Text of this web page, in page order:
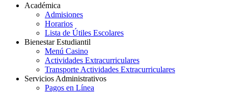
Académica
Admisiones
Horarios
Lista de Útiles Escolares
Bienestar Estudiantil
Menú Casino
Actividades Extracurriculares
Transporte Actividades Extracurriculares
Servicios Administrativos
Pagos en Línea